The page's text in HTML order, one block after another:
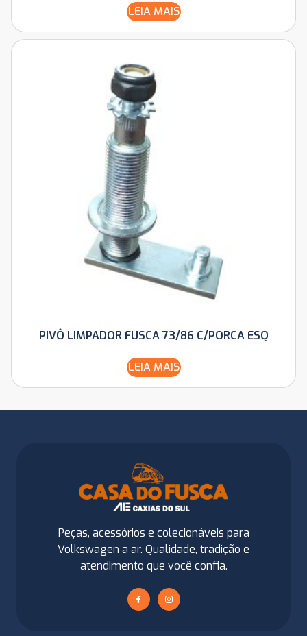
LEIA MAIS
PIVÔ LIMPADOR FUSCA 73/86 C/PORCA ESQ
LEIA MAIS
Peças, acessórios e colecionáveis para
Volkswagen a ar. Qualidade, tradição e
atendimento que você confia.